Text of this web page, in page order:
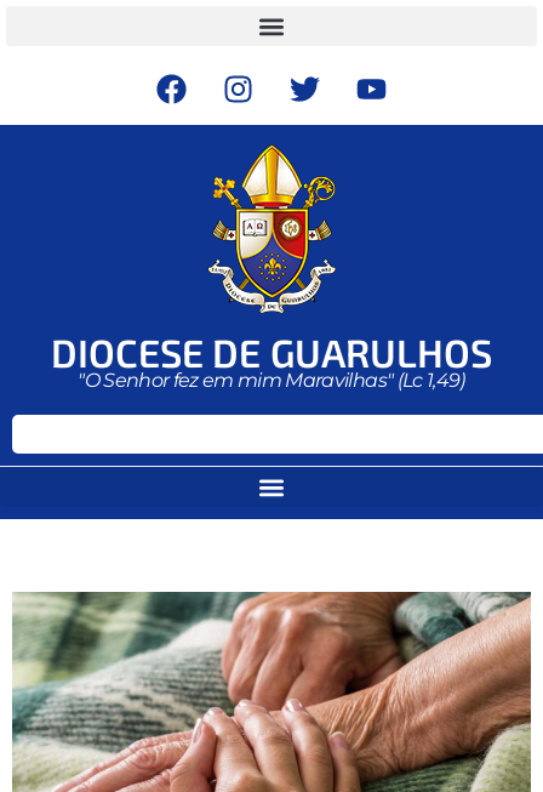
DIOCESE DE GUARULHOS
"O Senhor fez em mim Maravilhas" (Lc 1,49)